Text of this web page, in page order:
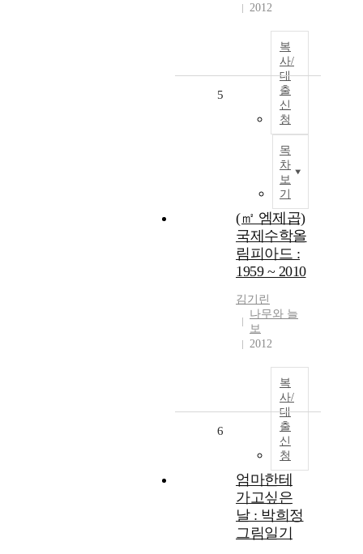
2012
복
사/
대
출
신
청
목
차
보
기
5
(㎡ 엠제곱)
국제수학올
림피아드 :
1959 ~ 2010
김기린
나무와 늘
보
2012
복
사/
대
출
신
청
6
엄마한테
가고싶은
날 : 박희정
그림일기